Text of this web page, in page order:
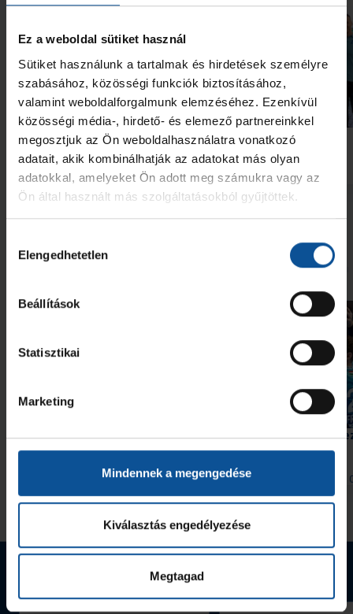
Ez a weboldal sütiket használ
Sütiket használunk a tartalmak és hirdetések személyre
szabásához, közösségi funkciók biztosításához,
valamint weboldalforgalmunk elemzéséhez. Ezenkívül
közösségi média-, hirdető- és elemező partnereinkkel
megosztjuk az Ön weboldalhasználatra vonatkozó
adatait, akik kombinálhatják az adatokat más olyan
adatokkal, amelyeket Ön adott meg számukra vagy az
Ön által használt más szolgáltatásokból gyűjtöttek.
kiválasztása
Elengedhetetlen
Beállítások
Statisztikai
Marketing
Mindennek a megengedése
Kiválasztás engedélyezése
Megtagad
Galéria
NB I 2026. júl. 29.
Futás a Ligetben (2026.07.28.)
NB I 2026. jún. 20.
Lukács Kornél az Év
akadémistája
2026. aug. 07.
Közönségsiker a vásárhelyi
#kékek Touron
Handball Family 2026. aug.
Megújult kerettel
Arénába a HBC Nantes
Webshop termékek